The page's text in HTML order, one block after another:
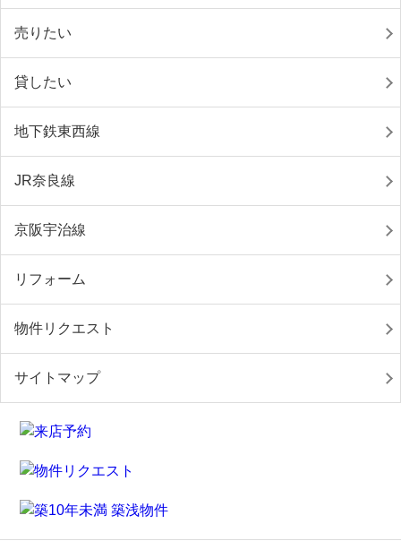
売りたい
貸したい
地下鉄東西線
JR奈良線
京阪宇治線
リフォーム
物件リクエスト
サイトマップ